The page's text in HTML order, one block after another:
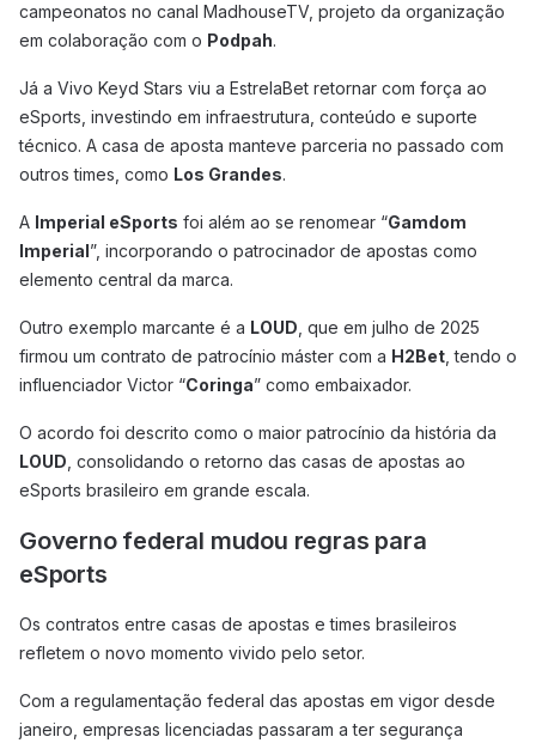
campeonatos no canal MadhouseTV, projeto da organização
em colaboração com o Podpah.
Já a Vivo Keyd Stars viu a EstrelaBet retornar com força ao
eSports, investindo em infraestrutura, conteúdo e suporte
técnico. A casa de aposta manteve parceria no passado com
outros times, como Los Grandes.
A Imperial eSports foi além ao se renomear “Gamdom
Imperial”, incorporando o patrocinador de apostas como
elemento central da marca.
Outro exemplo marcante é a LOUD , que em julho de 2025
firmou um contrato de patrocínio máster com a H2Bet , tendo o
influenciador Victor “Coringa” como embaixador.
O acordo foi descrito como o maior patrocínio da história da
LOUD , consolidando o retorno das casas de apostas ao
eSports brasileiro em grande escala.
Governo federal mudou regras para
eSports
Os contratos entre casas de apostas e times brasileiros
refletem o novo momento vivido pelo setor.
Com a regulamentação federal das apostas em vigor desde
janeiro, empresas licenciadas passaram a ter segurança